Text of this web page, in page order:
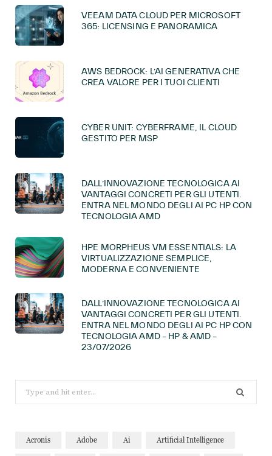
VEEAM DATA CLOUD PER MICROSOFT
365: LICENSING E PANORAMICA
AWS BEDROCK: L’AI GENERATIVA CHE
CREA VALORE PER I TUOI CLIENTI
CYBER UNIT: CYBERFRAME, IL CLOUD
GESTITO PER MSP
DALL’INNOVAZIONE TECNOLOGICA AI
VANTAGGI CONCRETI PER GLI UTENTI.
ENTRA NEL MONDO DEGLI AI PC HP CON
TECNOLOGIA AMD
HPE MORPHEUS VM ESSENTIALS: LA
VIRTUALIZZAZIONE SEMPLICE,
MODERNA E CONVENIENTE
DALL’INNOVAZIONE TECNOLOGICA AI
VANTAGGI CONCRETI PER GLI UTENTI.
ENTRA NEL MONDO DEGLI AI PC HP CON
TECNOLOGIA AMD – HP & AMD –
23/07/2026
for:
Acronis Adobe Ai Artificial Intelligence